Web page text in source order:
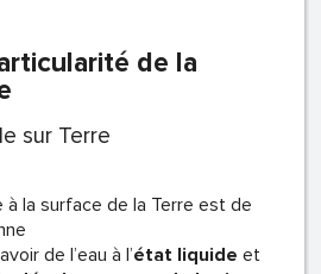
de la
sur Terre
la surface de la Terre est de
de l’eau à l’état liquide et